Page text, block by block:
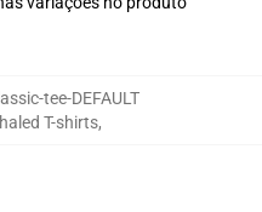
tee-DEFAULT
T-shirts,